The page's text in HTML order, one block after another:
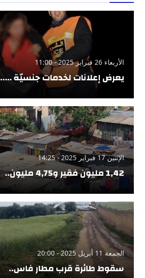
الأربعاء 26 فبراير 2025 - 11:00
يعرض إعلانات لخدمات جنسيّة …..
الإثنين 17 فبراير 2025 - 14:25
1,42 مليون فقير و4,75 مليون..
الجمعة 11 أبريل 2025 - 20:00
سقوط طائرة قرب مطار فاس..